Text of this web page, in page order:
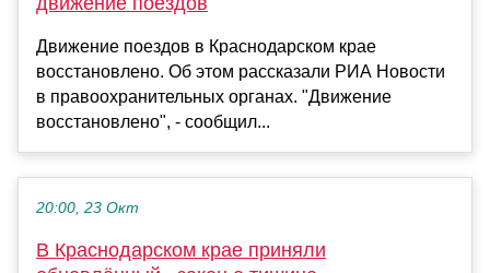
Движение поездов в Краснодарском крае
восстановлено. Об этом рассказали РИА Новости
в правоохранительных органах. "Движение
восстановлено", - сообщил...
20:00, 23 Окт
В Краснодарском крае приняли